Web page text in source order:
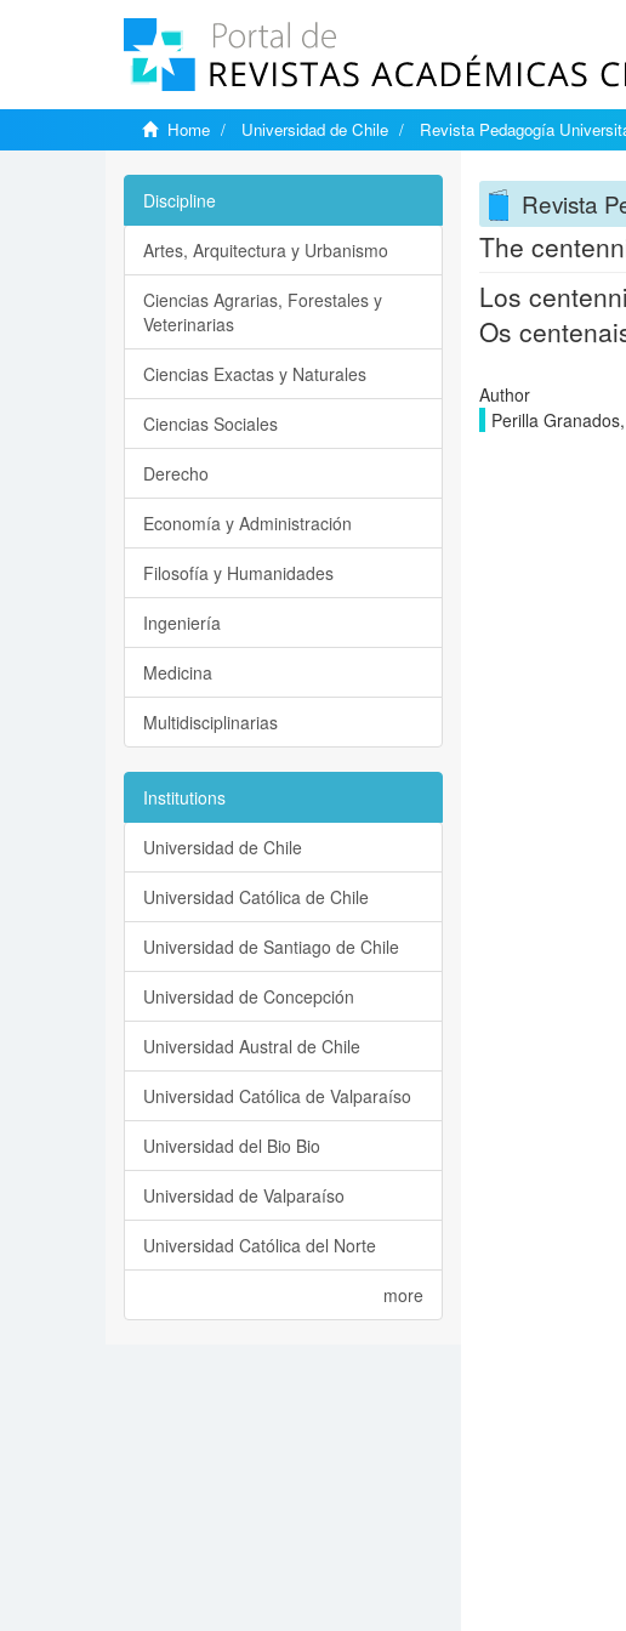
Home Universidad de Chile Revista Pedagogía
Revista
The
Los
Os
Author
Perilla
Discipline
Artes, Arquitectura y Urbanismo
Ciencias Agrarias, Forestales y
Veterinarias
Ciencias Exactas y Naturales
Ciencias Sociales
Derecho
Economía y Administración
Filosofía y Humanidades
Ingeniería
Medicina
Multidisciplinarias
Institutions
Universidad de Chile
Universidad Católica de Chile
Universidad de Santiago de Chile
Universidad de Concepción
Universidad Austral de Chile
Universidad Católica de Valparaíso
Universidad del Bio Bio
Universidad de Valparaíso
Universidad Católica del Norte
more